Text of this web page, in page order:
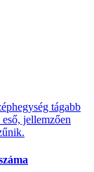
tágabb
jellemzően